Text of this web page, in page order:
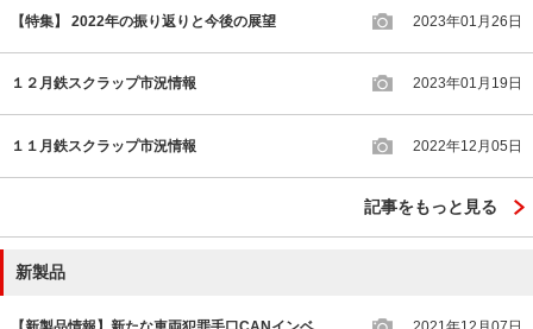
【特集】 2022年の振り返りと今後の展望 2023年01月26日
１２月鉄スクラップ市況情報 2023年01月19日
１１月鉄スクラップ市況情報 2022年12月05日
記事をもっと見る
新製品